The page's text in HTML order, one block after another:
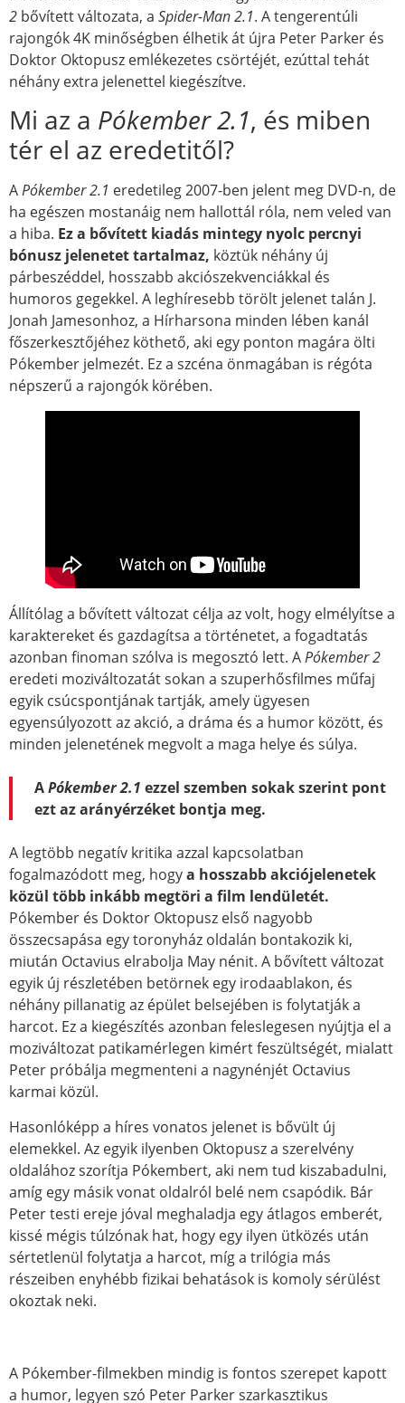
2 bővített változata, a Spider-Man 2.1. A tengerentúli
rajongók 4K minőségben élhetik át újra Peter Parker és
Doktor Oktopusz emlékezetes csörtéjét, ezúttal tehát
néhány extra jelenettel kiegészítve.
Mi az a Pókember 2.1, és miben
tér el az eredetitől?
APókember 2.1 eredetileg 2007-ben jelent meg DVD-n, de
ha egészen mostanáig nem hallottál róla, nem veled van
a hiba. Ez a bővített kiadás mintegy nyolc percnyi
bónusz jelenetet tartalmaz, köztük néhány új
párbeszéddel, hosszabb akciószekvenciákkal és
humoros gegekkel. A leghíresebb törölt jelenet talán J.
Jonah Jamesonhoz, a Hírharsona minden lében kanál
főszerkesztőjéhez köthető, aki egy ponton magára ölti
Pókember jelmezét. Ez a szcéna önmagában is régóta
népszerű a rajongók körében.
Állítólag a bővített változat célja az volt, hogy elmélyítse a
karaktereket és gazdagítsa a történetet, a fogadtatás
azonban finoman szólva is megosztó lett. APókember 2
eredeti moziváltozatát sokan a szuperhősfilmes műfaj
egyik csúcspontjának tartják, amely ügyesen
egyensúlyozott az akció, a dráma és a humor között, és
minden jelenetének megvolt a maga helye és súlya.
APókember 2.1 ezzel szemben sokak szerint pont
ezt az arányérzéket bontja meg.
A legtöbb negatív kritika azzal kapcsolatban
fogalmazódott meg, hogya hosszabb akciójelenetek
közül több inkább megtöri a film lendületét.
Pókember és Doktor Oktopusz első nagyobb
összecsapása egy toronyház oldalán bontakozik ki,
miután Octavius elrabolja May nénit. A bővített változat
egyik új részletében betörnek egy irodaablakon, és
néhány pillanatig az épület belsejében is folytatják a
harcot. Ez a kiegészítés azonban feleslegesen nyújtja el a
moziváltozat patikamérlegen kimért feszültségét, mialatt
Peter próbálja megmenteni a nagynénjét Octavius
karmai közül.
Hasonlóképp a híres vonatos jelenet is bővült új
elemekkel. Az egyik ilyenben Oktopusz a szerelvény
oldalához szorítja Pókembert, aki nem tud kiszabadulni,
amíg egy másik vonat oldalról belé nem csapódik. Bár
Peter testi ereje jóval meghaladja egy átlagos emberét,
kissé mégis túlzónak hat, hogy egy ilyen ütközés után
sértetlenül folytatja a harcot, míg a trilógia más
részeiben enyhébb fizikai behatások is komoly sérülést
okoztak neki.
A Pókember-filmekben mindig is fontos szerepet kapott
a humor, legyen szó Peter Parker szarkasztikus